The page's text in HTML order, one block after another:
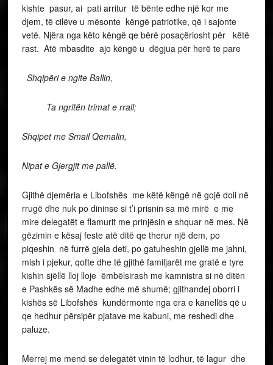
kishte pasur, ai pati arritur të bënte edhe një kor me
djem, të cilëve u mësonte këngë patriotike, që i sajonte
vetë. Njëra nga këto këngë qe bërë posaçëriosht për këtë
rast. Atë mbasdite ajo këngë u dëgjua për herë te pare
Shqipëri e ngite Ballin,
Ta ngritën trimat e rrall;
Shqipet me Smail Qemalin,
Nipat e Gjergjit me pallë.
Gjithë djemëria e Libofshës me këtë këngë në gojë doli në
rrugë dhe nuk po dininse si t’i prisnin sa më mirë e me
mire delegatët e flamurit me prinjësin e shquar në mes. Në
gëzimin e kësaj feste atë ditë qe therur një dem, po
piqeshin në furrë gjela deti, po gatuheshin gjellë me jahni,
mish i pjekur, qofte dhe të gjithë familjarët me gratë e tyre
kishin sjëllë lloj lloje ëmbëlsirash me kamnistra si në ditën
e Pashkës së Madhe edhe më shumë; gjithandej oborri i
kishës së Libofshës kundërmonte nga era e kanellës që u
qe hedhur përsipër pjatave me kabuni, me reshedi dhe
paluze.
Merrej me mend se delegatët vinin të lodhur, të lagur dhe